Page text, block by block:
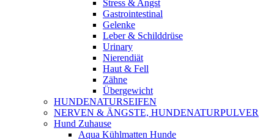
Stress & Angst
Gastrointestinal
Gelenke
Leber & Schilddrüse
Urinary
Nierendiät
Haut & Fell
Zähne
Übergewicht
HUNDENATURSEIFEN
NERVEN & ÄNGSTE, HUNDENATURPULVER
Hund Zuhause
Aqua Kühlmatten Hunde